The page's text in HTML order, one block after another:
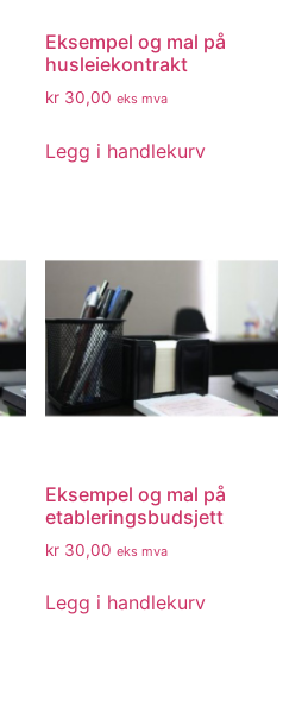
Eksempel og mal på
husleiekontrakt
kr 30,00 eks mva
Legg i handlekurv
Eksempel og mal på
etableringsbudsjett
kr 30,00 eks mva
Legg i handlekurv